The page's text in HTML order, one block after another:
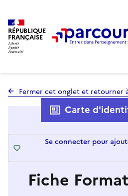
RÉPUBLIQUE
FRANÇAISE
Fermer cet onglet et retourner
Fiche
Carte
Se connecter pour